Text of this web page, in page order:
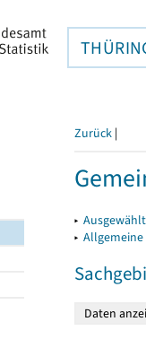
Zurück |
▸
▸